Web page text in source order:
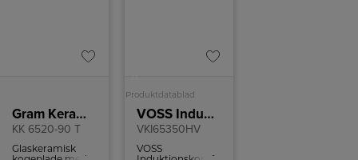
Gram Keramisk kogeplade
KK 6520-90 T
Glaskeramisk
Produktdatablad
VOSS Induktionskomfur
VKI65350HV
VOSS